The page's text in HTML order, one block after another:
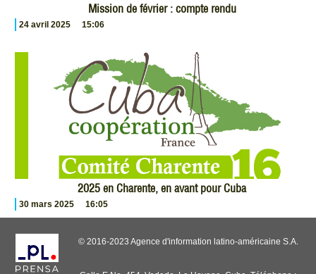
Mission de février : compte rendu
24 avril 2025 15:06
2025 en Charente, en avant pour Cuba
30 mars 2025 16:05
© 2016-2023 Agence d'information latino-américaine S.A.